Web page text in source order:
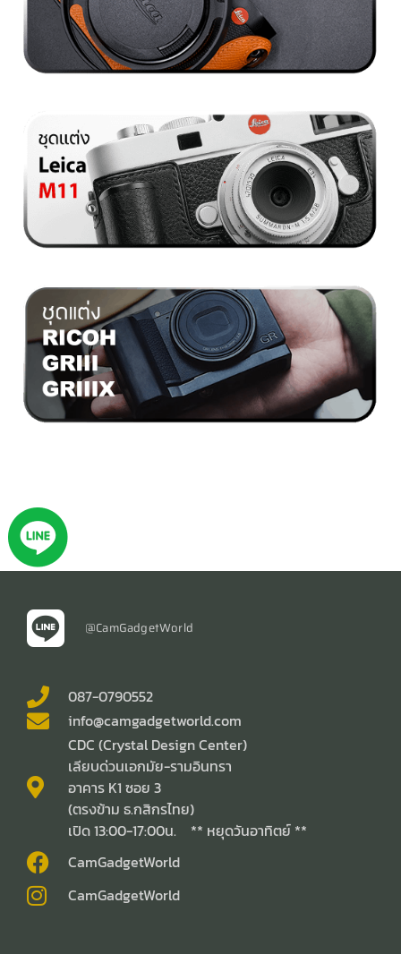
@CamGadgetWorld
087-0790552
info@camgadgetworld.com
CDC (Crystal Design Center)
เลียบด่วนเอกมัย-รามอินทรา
อาคาร K1 ซอย 3
(ตรงข้าม ธ.กสิกรไทย)
เปิด 13:00-17:00น. ** หยุดวันอาทิตย์ **
CamGadgetWorld
CamGadgetWorld